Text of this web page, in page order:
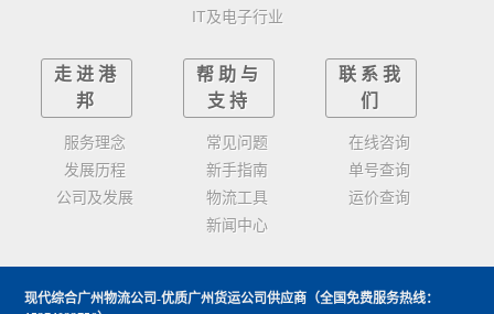
IT及电子行业
走进港
邦
服务理念
发展历程
公司及发展
帮助与
支持
常见问题
新手指南
物流工具
新闻中心
联系我
们
在线咨询
单号查询
运价查询
现代综合广州物流公司-优质广州货运公司供应商 （全国免费服务热线：